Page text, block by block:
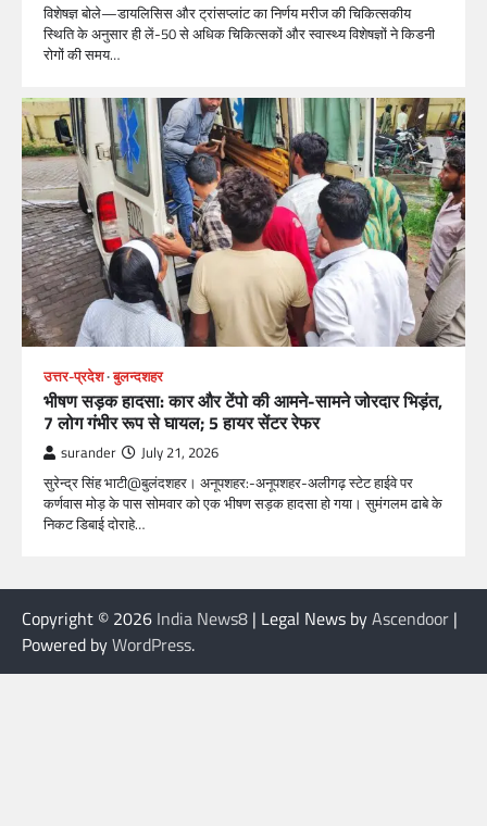
विशेषज्ञ बोले—डायलिसिस और ट्रांसप्लांट का निर्णय मरीज की चिकित्सकीय
स्थिति के अनुसार ही लें-50 से अधिक चिकित्सकों और स्वास्थ्य विशेषज्ञों ने किडनी
रोगों की समय…
उत्तर-प्रदेश बुलन्दशहर
भीषण सड़क हादसा: कार और टेंपो की आमने-सामने जोरदार भिड़ंत,
7 लोग गंभीर रूप से घायल; 5 हायर सेंटर रेफर​
surander July 21, 2026
सुरेन्द्र सिंह भाटी@बुलंदशहर। अनूपशहर:-अनूपशहर-अलीगढ़ स्टेट हाईवे पर
कर्णवास मोड़ के पास सोमवार को एक भीषण सड़क हादसा हो गया। सुमंगलम ढाबे के
निकट डिबाई दोराहे…
Copyright © 2026 India News8 | Legal News byAscendoor |
Powered byWordPress.